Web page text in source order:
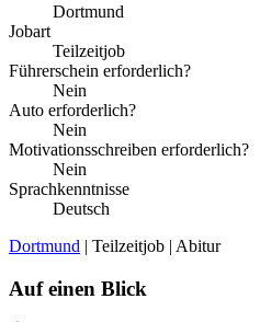
Dortmund
Jobart
Teilzeitjob
Führerschein erforderlich?
Nein
Auto erforderlich?
Nein
Motivationsschreiben erforderlich?
Nein
Sprachkenntnisse
Deutsch
Dortmund | Teilzeitjob | Abitur
Auf einen Blick